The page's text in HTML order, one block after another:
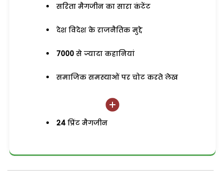
सरिता मैगजीन का सारा कंटेंट
देश विदेश के राजनैतिक मुद्दे
7000 से ज्यादा कहानियां
समाजिक समस्याओं पर चोट करते लेख
24 प्रिंट मैगजीन